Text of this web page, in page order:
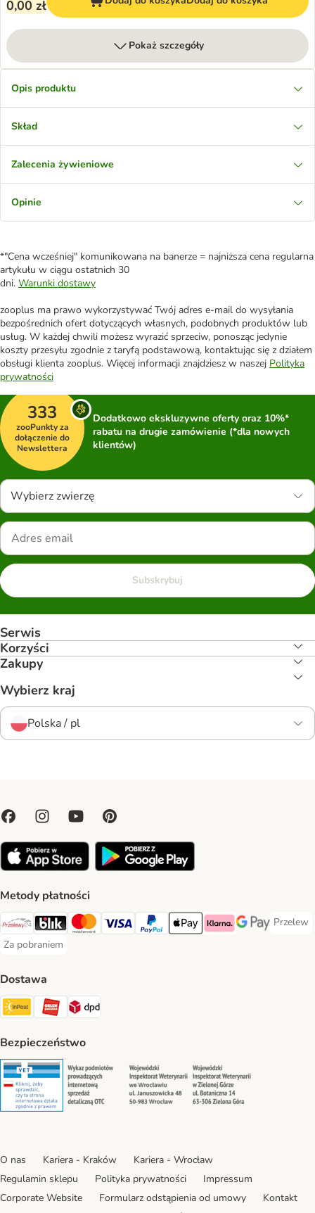
0,00 zł
Pokaż szczegóły
Opis produktu
Skład
Zalecenia żywieniowe
Opinie
*"Cena wcześniej" komunikowana na banerze = najniższa cena regularna
artykułu w ciągu ostatnich 30
dni. Warunki dostawy
zooplus ma prawo wykorzystywać Twój adres e-mail do wysyłania
bezpośrednich ofert dotyczących własnych, podobnych produktów lub
usług. W każdej chwili możesz wyrazić sprzeciw, ponosząc jedynie
koszty przesyłu zgodnie z taryfą podstawową, kontaktując się z działem
obsługi klienta zooplus. Więcej informacji znajdziesz w naszej Polityka
prywatności
333
zooPunkty za
dołączenie do
Newslettera
Dodatkowo ekskluzywne oferty oraz 10%*
rabatu na drugie zamówienie (*dla nowych
klientów)
Wybierz zwierzę
Subskrybuj
Serwis
Korzyści
Zakupy
Wybierz kraj
Polska / pl
Metody płatności
Przelewy24 Payment Method
Blik Payment Method
MasterCard Payment Method
Visa Payment Method
PayPal Payment Method
Apple Pay Payment Method
Klarna Payment Method
Google Pay
Przelew
Przelew
Za pobraniem
Za pobraniem Payment Method
Dostawa
Paczkomat® Shipping Method
ORLEN Paczka Shipping Method
DPD Shipping Method
Bezpieczeństwo
Security Security Security
O nas Kariera - Kraków
Kariera - Wrocław
Regulamin sklepu
Polityka prywatności
Impressum
Corporate Website
Formularz odstąpienia od umowy
Kontakt